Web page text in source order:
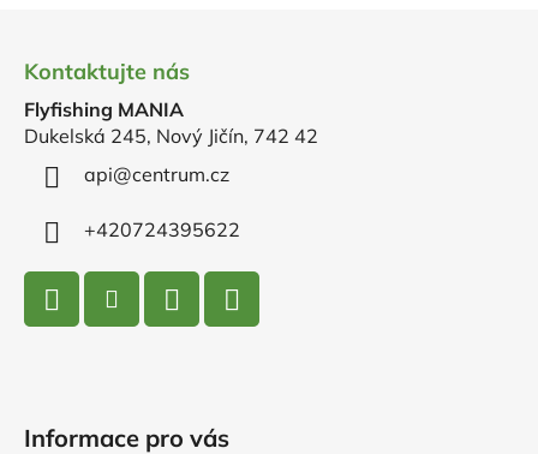
Kontaktujte nás
Flyfishing MANIA
Dukelská 245, Nový Jičín, 742 42
api@centrum.cz
+420724395622
Informace pro vás